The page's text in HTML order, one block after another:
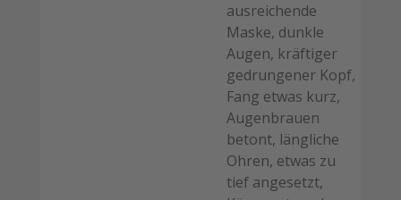
ausreichende
Maske, dunkle
Augen, kräftiger
gedrungener Kopf,
Fang etwas kurz,
Augenbrauen
betont, längliche
Ohren, etwas zu
tief angesetzt,